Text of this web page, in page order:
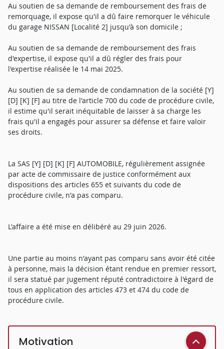
Au soutien de sa demande de remboursement des frais de
remorquage, il expose qu'il a dû faire remorquer le véhicule
du garage NISSAN [Localité 2] jusqu'à son domicile ;
Au soutien de sa demande de remboursement des frais
d'expertise, il expose qu'il a dû régler des frais pour
l'expertise réalisée le 14 mai 2025.
Au soutien de sa demande de condamnation de la société [Y]
[D] [K] [F] au titre de l'article 700 du code de procédure civile,
il estime qu'il serait inéquitable de laisser à sa charge les
frais qu'il a engagés pour assurer sa défense et faire valoir
ses droits.
La SAS [Y] [D] [K] [F] AUTOMOBILE, régulièrement assignée
par acte de commissaire de justice conformément aux
dispositions des articles 655 et suivants du code de
procédure civile, n'a pas comparu.
L'affaire a été mise en délibéré au 29 juin 2026.
Une partie au moins n'ayant pas comparu sans avoir été citée
à personne, mais la décision étant rendue en premier ressort,
il sera statué par jugement réputé contradictoire à l'égard de
tous en application des articles 473 et 474 du code de
procédure civile.
Motivation